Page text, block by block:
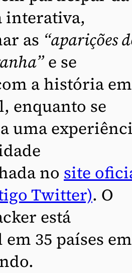
interativa,
as “aparições
e se
a história em
enquanto se
uma
no site
Twitter). O
está
35 países em